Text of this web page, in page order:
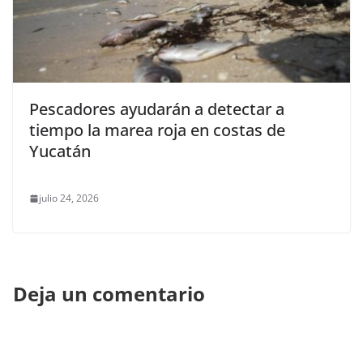
Pescadores ayudarán a detectar a
tiempo la marea roja en costas de
Yucatán
julio 24, 2026
Deja un comentario